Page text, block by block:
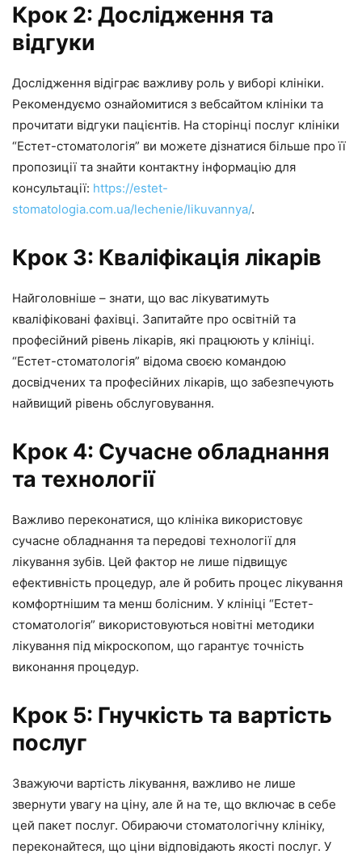
Крок 2: Дослідження та
відгуки
Дослідження відіграє важливу роль у виборі клініки.
Рекомендуємо ознайомитися з вебсайтом клініки та
прочитати відгуки пацієнтів. На сторінці послуг клініки
“Естет-стоматологія” ви можете дізнатися більше про її
пропозиції та знайти контактну інформацію для
консультації: https://estet-
stomatologia.com.ua/lechenie/likuvannya/.
Крок 3: Кваліфікація лікарів
Найголовніше – знати, що вас лікуватимуть
кваліфіковані фахівці. Запитайте про освітній та
професійний рівень лікарів, які працюють у клініці.
“Естет-стоматологія” відома своєю командою
досвідчених та професійних лікарів, що забезпечують
найвищий рівень обслуговування.
Крок 4: Сучасне обладнання
та технології
Важливо переконатися, що клініка використовує
сучасне обладнання та передові технології для
лікування зубів. Цей фактор не лише підвищує
ефективність процедур, але й робить процес лікування
комфортнішим та менш болісним. У клініці “Естет-
стоматологія” використовуються новітні методики
лікування під мікроскопом, що гарантує точність
виконання процедур.
Крок 5: Гнучкість та вартість
послуг
Зважуючи вартість лікування, важливо не лише
звернути увагу на ціну, але й на те, що включає в себе
цей пакет послуг. Обираючи стоматологічну клініку,
переконайтеся, що ціни відповідають якості послуг. У